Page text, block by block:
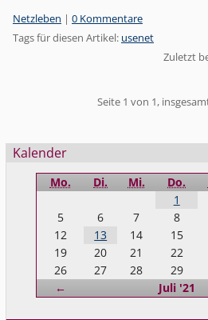
Kategorien:
Netzleben | 0 Kommentare
Tags für diesen Artikel: usenet
Zuletzt
Seite 1 von 1,
Seitenleiste
Kalender
Mo. Di. Mi. Do.
← Juli '21
1
5
6 7 8
12
13 14 15
19
20 21 22
26
27 28 29